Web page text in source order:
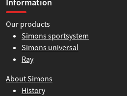
Our products
Simons sportsystem
Simons universal
Ray
About Simons
History